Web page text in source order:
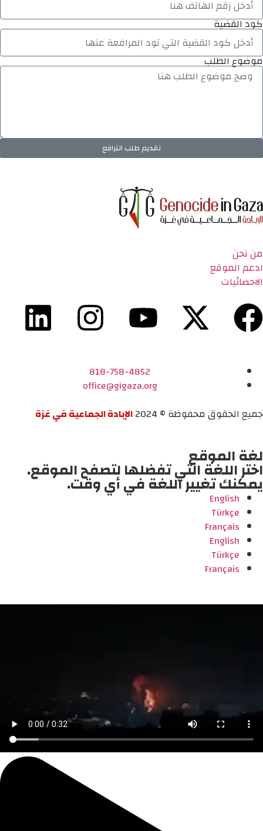
كود القضية
موضوع الطلب
تقديم طلب الترافع
من نحن
ادعم الموقع
الاحصائيات
818-758-4852
office@gigaza.org
جميع الحقوق محفوظة © 2024
الإبادة الجماعية في غزة
لغة الموقع
اختر اللغة التي تفضلها لتصفح الموقع.
يمكنك تغيير اللغة في أي وقت.
English
Türkçe
Français
English
Türkçe
Français